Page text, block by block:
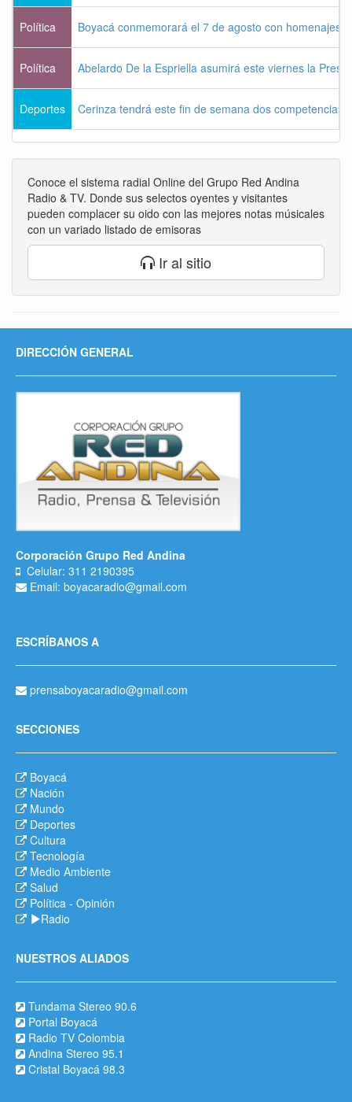
Política Boyacá conmemorará el 7 de agosto con homenajes
Política Abelardo De la Espriella asumirá este viernes la
Deportes Cerinza tendrá este fin de semana dos competencias
Conoce el sistema radial Online del Grupo Red Andina
Radio & TV. Donde sus selectos oyentes y visitantes
pueden complacer su oido con las mejores notas músicales
con un variado listado de emisoras
Ir al sitio
DIRECCIÓN GENERAL
Corporación Grupo Red Andina
Celular: 311 2190395
Email: boyacaradio@gmail.com
ESCRÍBANOS A
prensaboyacaradio@gmail.com
SECCIONES
Boyacá
Nación
Mundo
Deportes
Cultura
Tecnología
Medio Ambiente
Salud
Política - Opinión
Radio
NUESTROS ALIADOS
Tundama Stereo 90.6
Portal Boyacá
Radio TV Colombia
Andina Stereo 95.1
Cristal Boyacá 98.3